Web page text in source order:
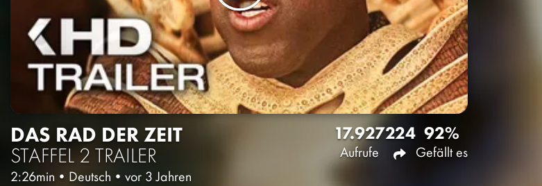
DAS RAD DER ZEIT
STAFFEL 2 TRAILER
2:26min • Deutsch • vor 3 Jahren
17.927
Aufrufe
224 92%
Gefällt es